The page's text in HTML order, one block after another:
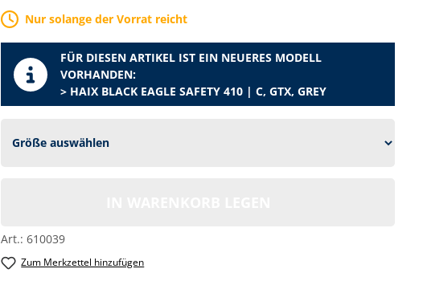
Nur solange der Vorrat reicht
FÜR DIESEN ARTIKEL IST EIN NEUERES MODELL
VORHANDEN:
> HAIX BLACK EAGLE SAFETY 410 | C, GTX, GREY
Art.: 610039
Zum Merkzettel hinzufügen